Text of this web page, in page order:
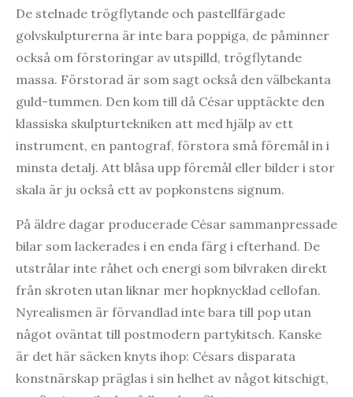
De stelnade trögflytande och pastellfärgade
golvskulpturerna är inte bara poppiga, de påminner
också om förstoringar av utspilld, trögflytande
massa. Förstorad är som sagt också den välbekanta
guld-tummen. Den kom till då César upptäckte den
klassiska skulpturtekniken att med hjälp av ett
instrument, en pantograf, förstora små föremål in i
minsta detalj. Att blåsa upp föremål eller bilder i stor
skala är ju också ett av popkonstens signum.
På äldre dagar producerade César sammanpressade
bilar som lackerades i en enda färg i efterhand. De
utstrålar inte råhet och energi som bilvraken direkt
från skroten utan liknar mer hopknycklad cellofan.
Nyrealismen är förvandlad inte bara till pop utan
något oväntat till postmodern partykitsch. Kanske
är det här säcken knyts ihop: Césars disparata
konstnärskap präglas i sin helhet av något kitschigt,